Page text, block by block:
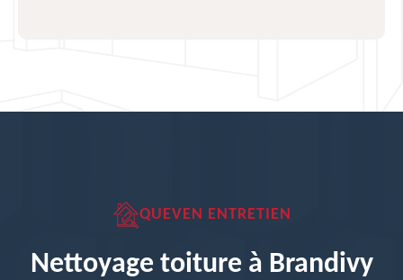
QUEVEN ENTRETIEN
Nettoyage toiture à Brandivy